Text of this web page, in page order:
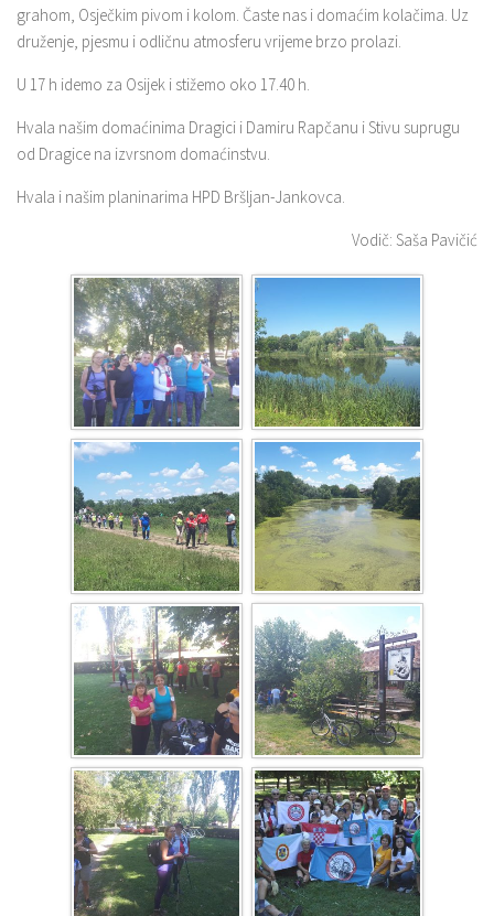
grahom, Osječkim pivom i kolom. Časte nas i domaćim kolačima. Uz
druženje, pjesmu i odličnu atmosferu vrijeme brzo prolazi.
U 17 h idemo za Osijek i stižemo oko 17.40 h.
Hvala našim domaćinima Dragici i Damiru Rapčanu i Stivu suprugu
od Dragice na izvrsnom domaćinstvu.
Hvala i našim planinarima HPD Bršljan-Jankovca.
Vodič: Saša Pavičić